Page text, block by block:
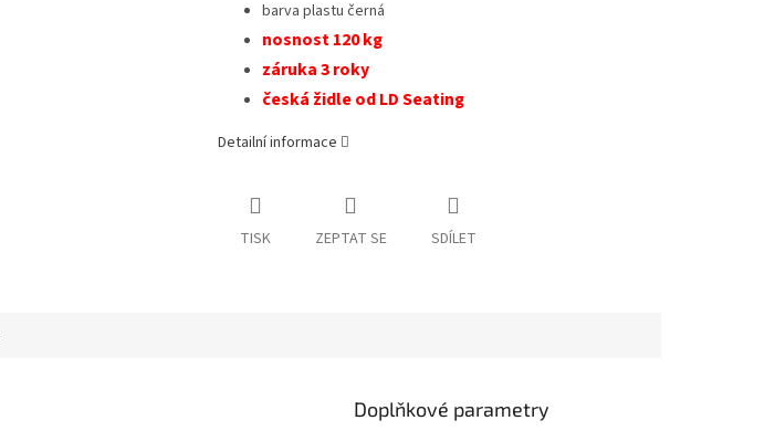
barva plastu černá
nosnost 120 kg
záruka 3 roky
česká židle od LD Seating
Detailní informace
TISK ZEPTAT SE SDÍLET
Doplňkové parametry